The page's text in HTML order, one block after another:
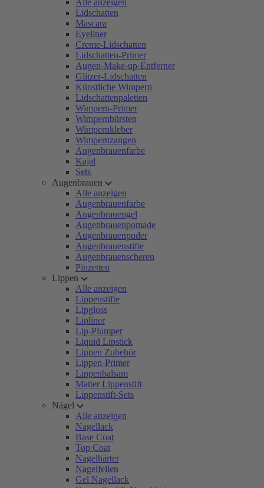
Alle anzeigen
Lidschatten
Mascara
Eyeliner
Creme-Lidschatten
Lidschatten-Primer
Augen-Make-up-Entferner
Glitzer-Lidschatten
Künstliche Wimpern
Lidschattenpaletten
Wimpern-Primer
Wimpernbürsten
Wimpernkleber
Wimpernzangen
Augenbrauenfarbe
Kajal
Sets
Augenbrauen
Alle anzeigen
Augenbrauenfarbe
Augenbrauengel
Augenbrauenpomade
Augenbrauenpuder
Augenbrauenstifte
Augenbrauenscheren
Pinzetten
Lippen
Alle anzeigen
Lippenstifte
Lipgloss
Lipliner
Lip-Plumper
Liquid Lipstick
Lippen Zubehör
Lippen-Primer
Lippenbalsam
Matter Lippenstift
Lippenstift-Sets
Nägel
Alle anzeigen
Nagellack
Base Coat
Top Coat
Nagelhärter
Nagelfeilen
Gel Nagellack